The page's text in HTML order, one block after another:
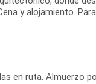
y alojamiento.
en ruta. Almuerzo